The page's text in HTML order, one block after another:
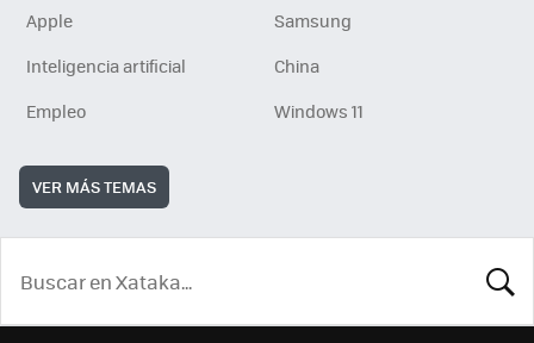
Apple
Samsung
Inteligencia artificial
China
Empleo
Windows 11
VER MÁS TEMAS